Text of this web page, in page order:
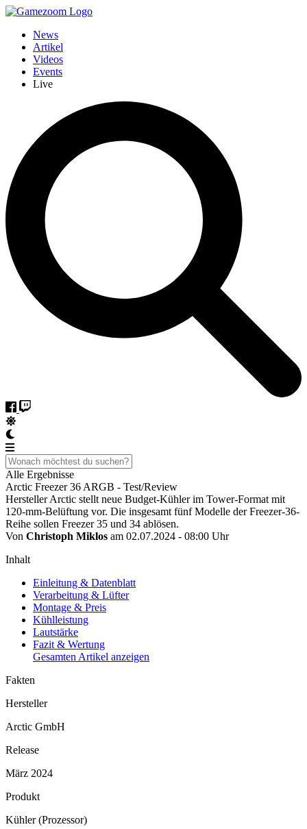
News
Artikel
Videos
Events
Live
Alle Ergebnisse
Arctic Freezer 36 ARGB - Test/Review
Hersteller Arctic stellt neue Budget-Kühler im Tower-Format mit
120-mm-Belüftung vor. Die insgesamt fünf Modelle der Freezer-36-
Reihe sollen Freezer 35 und 34 ablösen.
Von Christoph Miklos am 02.07.2024 - 08:00 Uhr
Inhalt
Einleitung & Datenblatt
Verarbeitung & Lüfter
Montage & Preis
Kühlleistung
Lautstärke
Fazit & Wertung
Gesamten Artikel anzeigen
Fakten
Hersteller
Arctic GmbH
Release
März 2024
Produkt
Kühler (Prozessor)